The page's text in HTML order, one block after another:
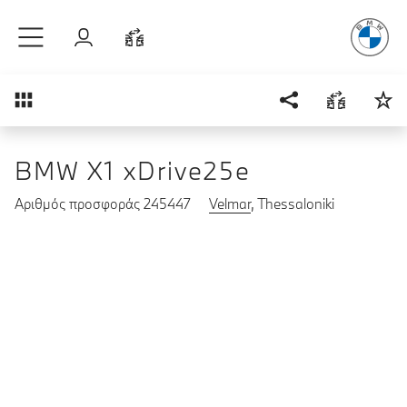
Σύνδεση
Επισκόπηση
BMW X1 xDrive25e
Αριθμός προσφοράς 245447 Velmar, Thessaloniki